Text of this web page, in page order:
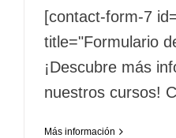
[contact-form-7
title="Formulario
¡Descubre más
nuestros cursos!
Más información